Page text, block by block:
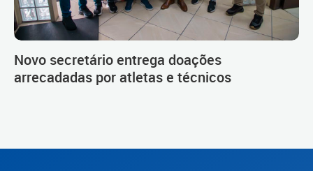
Novo secretário entrega doações
arrecadadas por atletas e técnicos